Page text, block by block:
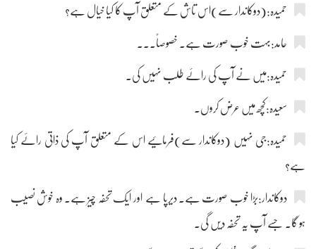
حمیدہ:(دوکاندار سے)اس تاش کے متعلق آپ کا کیا خیال ہے؟
حامد:بہت خوب صورت ہے۔ خصوصاً۔۔۔
حمیدہ:میں نے آپ کی رائے طلب نہیں کی۔
سعیدہ:کچھ میں عرض کروں۔
حمیدہ:جی نہیں (دوکاندار سے)فرمائیے اس کے متعلق آپ کی ذاتی رائے کیا
ہے؟
دوکاندار:بڑا خوب صورت ہے۔ دیرپا ہے اور ایک تحفہ چیز ہے۔ وہ خوش نصیب
ہو گا۔ جسے آپ یہ تحفہ دیں گی۔